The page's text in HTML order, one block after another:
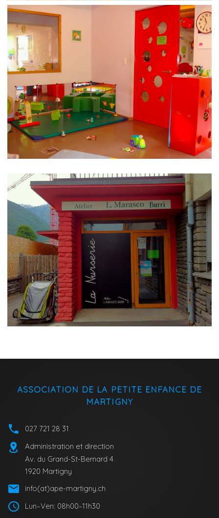
ASSOCIATION DE LA PETITE ENFANCE DE
MARTIGNY
027 721 28 31
Administration et direction
Av. du Grand-St-Bernard 4
1920 Martigny
info(at)ape-martigny.ch
Lun–Ven: 08h00–11h30